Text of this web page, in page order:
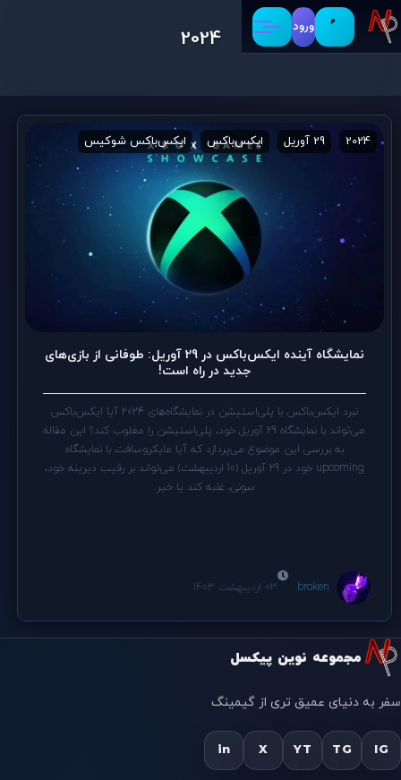
ورود 2024
2024 29 آوریل ایکس‌باکس ایکس‌باکس شوکیس
نمایشگاه آینده ایکس‌باکس در 29 آوریل: طوفانی از بازی‌های
جدید در راه است!
نبرد ایکس‌باکس با پلی‌استیشن در نمایشگاه‌های 2024 آیا ایکس‌باکس
می‌تواند با نمایشگاه 29 آوریل خود، پلی‌استیشن را مغلوب کند؟ این مقاله
به بررسی این موضوع می‌پردازد که آیا مایکروسافت با نمایشگاه
upcoming خود در 29 آوریل (10 اردیبهشت) می‌تواند بر رقیب دیرینه خود،
سونی، غلبه کند یا خیر.
broken 03 اردیبهشت 1403
مجموعه نوین پیکسل
سفر به دنیای عمیق تری از گیمینگ
IG
TG
YT
X
in